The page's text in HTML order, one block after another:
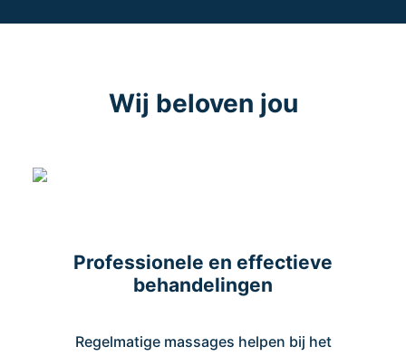
Wij beloven jou
Professionele en effectieve
behandelingen
Regelmatige massages helpen bij het